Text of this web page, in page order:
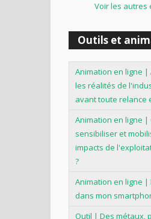
Voir les autres
Outils et
Animation en ligne
les réalités de
avant toute relance
Animation en ligne |
sensibiliser et
impacts de
?
Animation en ligne |
dans mon
Outil | Des métaux,